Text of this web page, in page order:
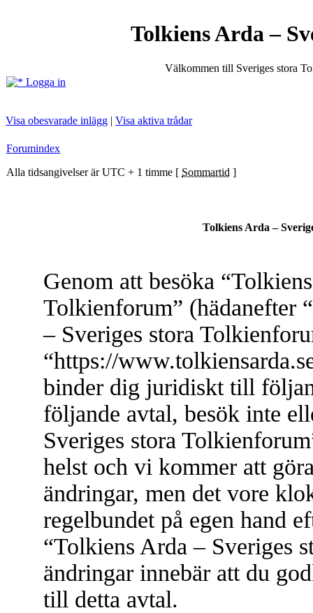
Tolkiens Arda –
Välkommen till Sveriges stora
Logga in
Visa obesvarade inlägg | Visa aktiva trådar
Forumindex
Alla tidsangivelser är UTC + 1 timme [ Sommartid ]
Tolkiens Arda –
Genom att besöka
Tolkienforum” (hädanefter
– Sveriges stora
“https://
binder dig juridiskt till
följande avtal, besök inte
Sveriges stora
helst och vi kommer att
ändringar, men det vore
regelbundet på egen hand
“Tolkiens Arda – Sveriges
ändringar innebär att du
till detta avtal.